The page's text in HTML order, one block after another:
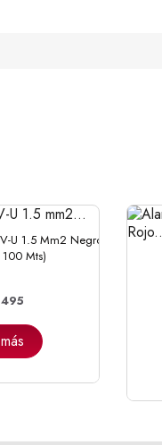
U 1.5 Mm2 Negro
100 Mts)